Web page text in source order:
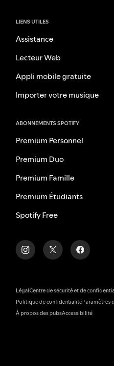
LIENS UTILES
Assistance
Lecteur Web
Appli mobile gratuite
Importer votre musique
ABONNEMENTS SPOTIFY
Premium Personnel
Premium Duo
Premium Famille
Premium Étudiants
Spotify Free
LégalCentre de sécurité et de
Politique de confidentialitéParamètres
À propos des pubsAccessibilité